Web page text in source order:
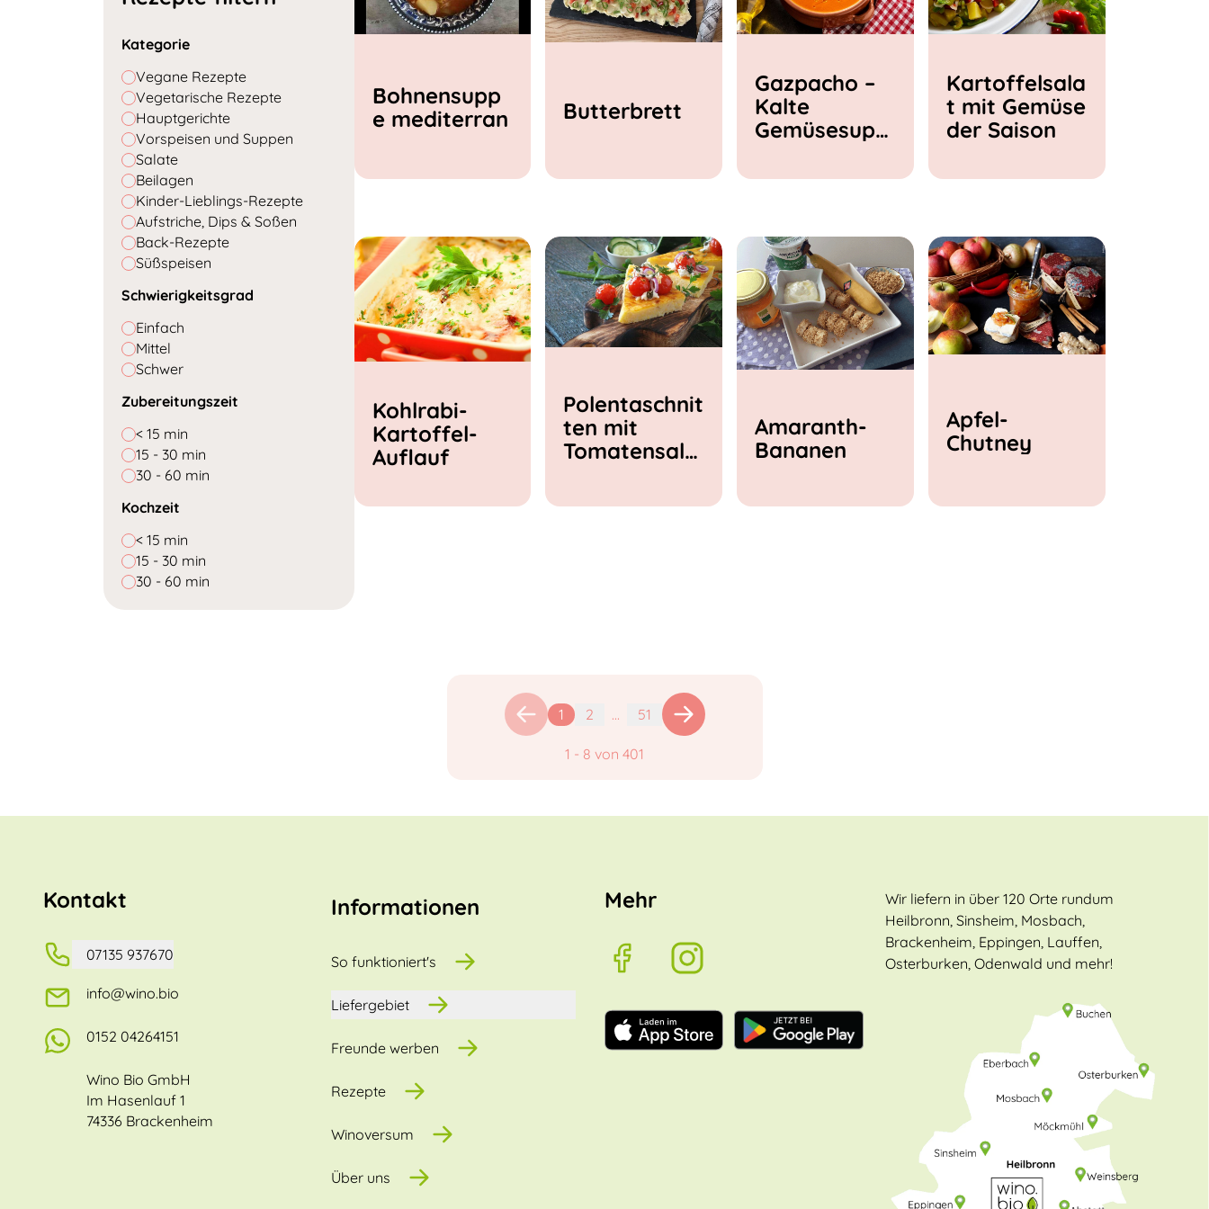
Kategorie
Vegane Rezepte
Vegetarische Rezepte
Hauptgerichte
Vorspeisen und Suppen
Salate
Beilagen
Kinder-Lieblings-Rezepte
Aufstriche, Dips & Soßen
Back-Rezepte
Süßspeisen
Schwierigkeitsgrad
Einfach
Mittel
Schwer
Zubereitungszeit
< 15 min
15 - 30 min
30 - 60 min
Kochzeit
< 15 min
15 - 30 min
30 - 60 min
Bohnensupp
e mediterran
Butterbrett
Gazpacho –
Kalte
Gemüsesupp
Kartoffelsala
t mit Gemüse
der Saison
Kohlrabi-
Kartoffel-
Auflauf
Polentaschnit
ten mit
Tomatensala
Amaranth-
Bananen
Apfel-
Chutney
1 2 ... 51
1 - 8 von 401
Kontakt
07135 937670
info@wino.bio
0152 04264151
Wino Bio GmbH
Im Hasenlauf 1
74336 Brackenheim
Informationen
So funktioniert's
Liefergebiet
Freunde werben
Rezepte
Winoversum
Über uns
Mehr
Wir liefern in über 120 Orte rundum
Heilbronn, Sinsheim, Mosbach,
Brackenheim, Eppingen, Lauffen,
Osterburken, Odenwald und mehr!